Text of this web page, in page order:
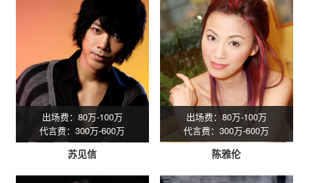
出场费：80万-100万
代言费：300万-600万
苏见信
出场费：80万-100万
代言费：300万-600万
陈雅伦